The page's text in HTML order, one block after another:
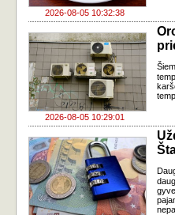
2026-08-05 10:32:38
2026-08-05 10:29:01